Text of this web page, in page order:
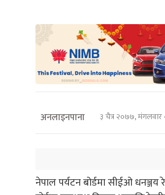
अनलाइनपाना ३ चैत्र २०७७, मंगलवार
नेपाल पर्यटन बोर्डमा सीईओ